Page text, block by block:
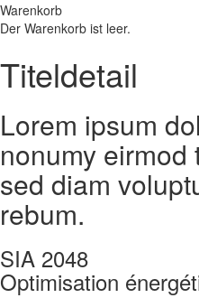
Warenkorb
Der Warenkorb ist leer.
Titeldetail
Lorem ipsum
nonumy
sed diam
rebum.
SIA 2048
Optimisation